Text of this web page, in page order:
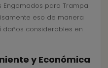
Engomados para Trampa
eso de manera
daños considerables en
y Económica